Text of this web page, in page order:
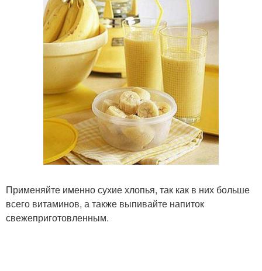
Применяйте именно сухие хлопья, так как в них больше
всего витаминов, а также выпивайте напиток
свежеприготовленным.